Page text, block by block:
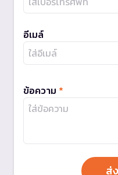
อีเมล์
ข้อความ *